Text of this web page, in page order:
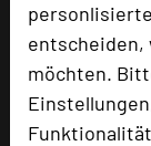
entscheiden,
möchten.
phone +49 7458
mail Email
language